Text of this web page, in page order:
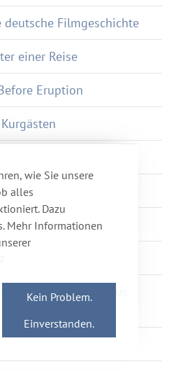
wie Sie unsere
alles
Dazu
Mehr Informationen
Kein Problem.
Einverstanden.
Filmgeschichte
einer Reise
Eruption
– Die Zelle des Julius